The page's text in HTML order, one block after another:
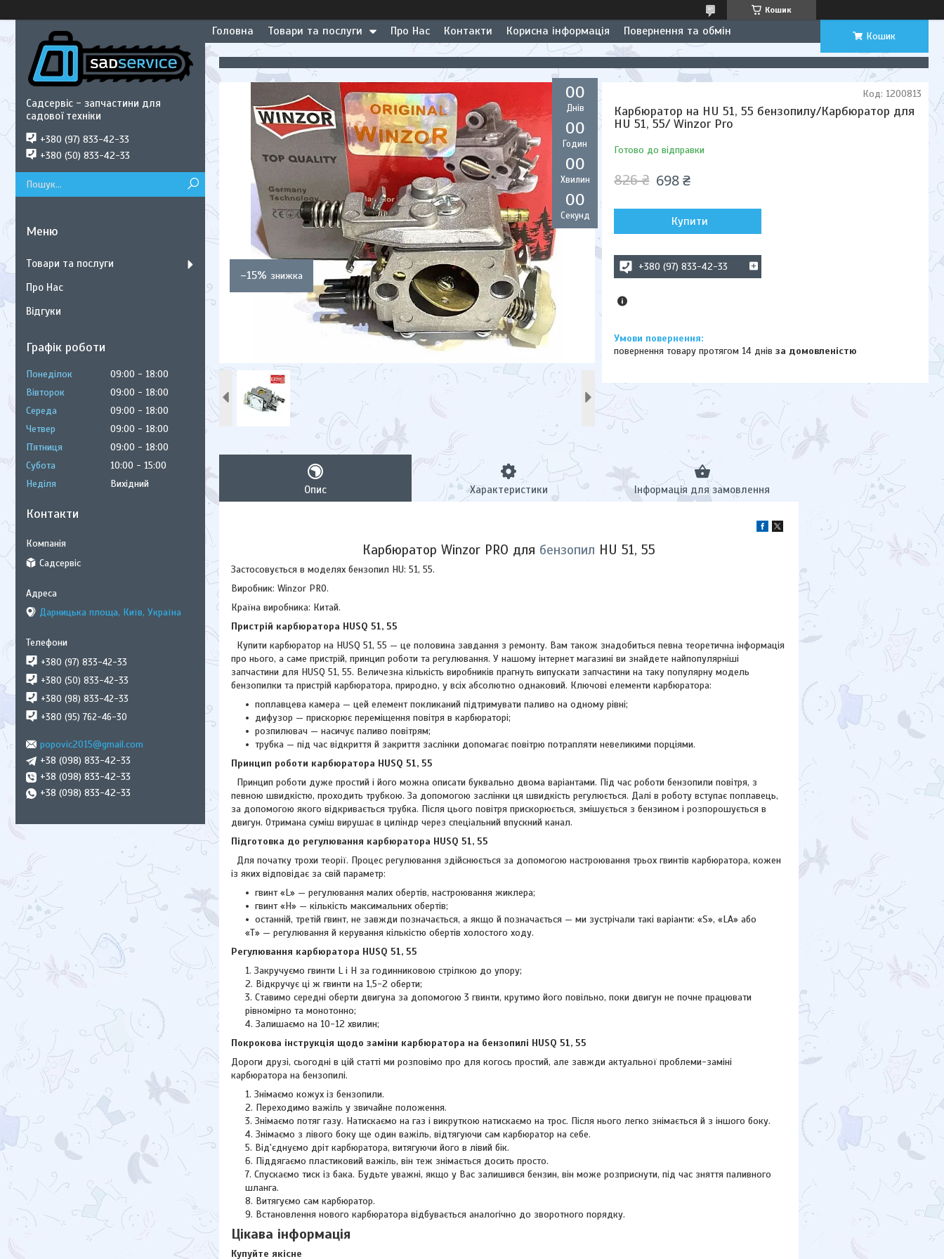
Кошик
Головна Товари та послуги Про Нас Контакти Корисна інформація Повернення та обмін Кошик
00
Днів
00
Годин
00
Хвилин
00
Секунд
–15%
Карбюратор на HU 51, 55 бензопилу/Карбюратор для
HU 51, 55/ Winzor Pro
Готово до відправки
Код: 1200813
826 ₴ 698 ₴
Купити
+380 (97) 833-42-33
повернення товару протягом 14 днівза домовленістю
Опис Характеристики Інформація для замовлення
Карбюратор Winzor PRO для бензопил HU 51, 55
Застосовується в моделях бензопил HU: 51, 55.
Виробник: Winzor PRO.
Країна виробника: Китай.
Пристрій карбюратора HUSQ 51, 55
Купити карбюратор на HUSQ 51, 55 — це половина завдання з ремонту. Вам також знадобиться певна теоретична інформація
про нього, а саме пристрій, принцип роботи та регулювання. У нашому інтернет магазині ви знайдете найпопулярніші
запчастини для HUSQ 51, 55. Величезна кількість виробників прагнуть випускати запчастини на таку популярну модель
бензопилки та пристрій карбюратора, природно, у всіх абсолютно однаковий. Ключові елементи карбюратора:
поплавцева камера — цей елемент покликаний підтримувати паливо на одному рівні;
дифузор — прискорює переміщення повітря в карбюраторі;
розпилювач — насичує паливо повітрям;
трубка — під час відкриття й закриття заслінки допомагає повітрю потрапляти невеликими порціями.
Принцип роботи карбюратора HUSQ 51, 55
Принцип роботи дуже простий і його можна описати буквально двома варіантами. Під час роботи бензопили повітря, з
певною швидкістю, проходить трубкою. За допомогою заслінки ця швидкість регулюється. Далі в роботу вступає поплавець,
за допомогою якого відкривається трубка. Після цього повітря прискорюється, змішується з бензином і розпорошується в
двигун. Отримана суміш вирушає в циліндр через спеціальний впускний канал.
Підготовка до регулювання карбюратора HUSQ 51, 55
Для початку трохи теорії. Процес регулювання здійснюється за допомогою настроювання трьох гвинтів карбюратора, кожен
із яких відповідає за свій параметр:
гвинт «L» — регулювання малих обертів, настроювання жиклера;
гвинт «H» — кількість максимальних обертів;
останній, третій гвинт, не завжди позначається, а якщо й позначається — ми зустрічали такі варіанти: «S», «LA» або
«T» — регулювання й керування кількістю обертів холостого ходу.
Регулювання карбюратора HUSQ 51, 55
Закручуємо гвинти L і H за годинниковою стрілкою до упору;
Відкручує ці ж гвинти на 1,5-2 оберти;
Ставимо середні оберти двигуна за допомогою 3 гвинти, крутимо його повільно, поки двигун не почне працювати
рівномірно та монотонно;
Залишаємо на 10-12 хвилин;
Покрокова інструкція щодо заміни карбюратора на бензопилі HUSQ 51, 55
Дороги друзі, сьогодні в цій статті ми розповімо про для когось простий, але завжди актуальної проблеми-заміні
карбюратора на бензопилі.
Знімаємо кожух із бензопили.
Переходимо важіль у звичайне положення.
Знімаємо потяг газу. Натискаємо на газ і викруткою натискаємо на трос. Після нього легко знімається й з іншого боку.
Знімаємо з лівого боку ще один важіль, відтягуючи сам карбюратор на себе.
Від'єднуємо дріт карбюратора, витягуючи його в лівий бік.
Піддягаємо пластиковий важіль, він теж знімається досить просто.
Спускаємо тиск із бака. Будьте уважні, якщо у Вас залишився бензин, він може розприснути, під час зняття паливного
шланга.
Витягуємо сам карбюратор.
Встановлення нового карбюратора відбувається аналогічно до зворотного порядку.
Цікава інформація
Купуйте якісне
Садсервіс - запчастини для
садової техніки
+380 (97) 833-42-33
+380 (50) 833-42-33
Товари та послуги
Про Нас
Відгуки
Графік роботи
Понеділок 09:00
18:00
Вівторок
09:00
18:00
Середа
09:00
18:00
Четвер
09:00
18:00
Пʼятниця
09:00
18:00
Субота
10:00
15:00
Неділя
Вихідний
Контакти
Садсервіс
Дарницька площа, Київ, Україна
+380 (97) 833-42-33
+380 (50) 833-42-33
+380 (98) 833-42-33
+380 (95) 762-46-30
popovic2015@gmail.com
+38 (098) 833-42-33
+38 (098) 833-42-33
+38 (098) 833-42-33